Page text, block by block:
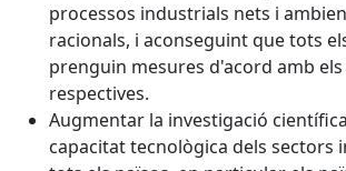
processos industrials nets i
racionals, i aconseguint que tots
prenguin mesures d'acord amb
respectives.
Augmentar la investigació
capacitat tecnològica dels sectors